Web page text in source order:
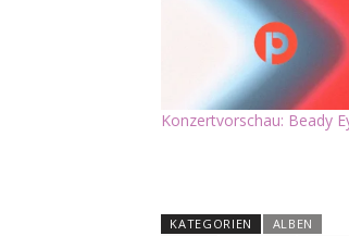
Konzertvorschau: Beady
KATEGORIEN
ALBEN